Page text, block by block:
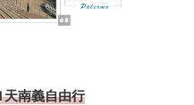
南義自由行